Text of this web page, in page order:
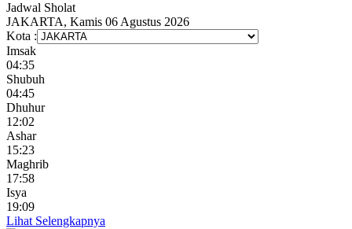
Jadwal Sholat
JAKARTA, Kamis 06 Agustus 2026
Kota :
Imsak
04:35
Shubuh
04:45
Dhuhur
12:02
Ashar
15:23
Maghrib
17:58
Isya
19:09
Lihat Selengkapnya